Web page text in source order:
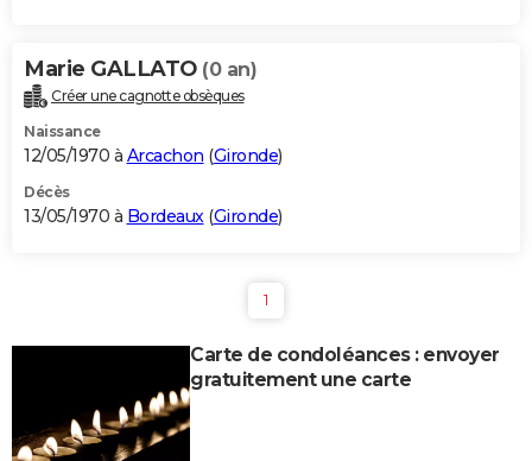
Marie GALLATO (0 an)
Créer une cagnotte obsèques
Naissance
12/05/1970 à Arcachon (Gironde)
Décès
13/05/1970 à Bordeaux(Gironde)
1
Carte de condoléances : envoyer
gratuitement une carte